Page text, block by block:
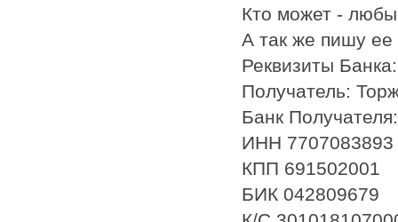
Кто может -
А так же пишу
Реквизиты Банка:
Получатель:
Банк
ИНН 7707083893
КПП 691502001
БИК 042809679